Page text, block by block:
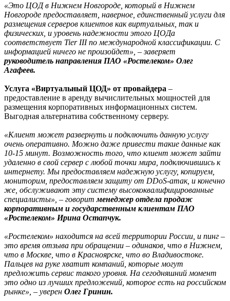
«Это ЦОД в Нижнем Новгороде, который в Нижнем
Новгороде предоставляет, наверное, единственный услуги для
размещения серверов клиентов как виртуальных, так и
физических, и уровень надежности этого ЦОДа
соответствует Tier III по международной классификации. С
информацией ничего не произойдет», – заверяет
руководитель направления ПАО «Ростелеком» Олег
Агафеев.
Услуга «Виртуальный ЦОД» от провайдера –
предоставление в аренду вычислительных мощностей для
размещения корпоративных информационных систем.
Выгодная альтернатива собственному серверу.
«Клиент может развернуть и подключить данную услугу
очень оперативно. Можно даже привести такие данные как
10-15 минут. Возможность того, что клиент может зайти
удаленно в свой сервер с любой точки мира, подключившись к
интернету. Мы предоставляем надежную услугу, копируем,
мониторим, предоставляем защиту от DDoS-атак, и конечно
же, обслуживают эту систему высококвалифицированные
специалисты», – говоритменеджер отдела продаж
корпоративным и государственным клиентам ПАО
«Ростелеком» Ирина Остапчук.
«Ростелеком» находится на всей территории России, и пинг –
это время отзыва при обращении – одинаков, что в Нижнем,
что в Москве, что в Красноярске, что во Владивостоке.
Пальцев на руке хватит компаний, которые могут
предложить сервис такого уровня. На сегодняшний момент
это одно из лучших предложений, которое есть на российском
рынке», – уверен Олег Гринин.